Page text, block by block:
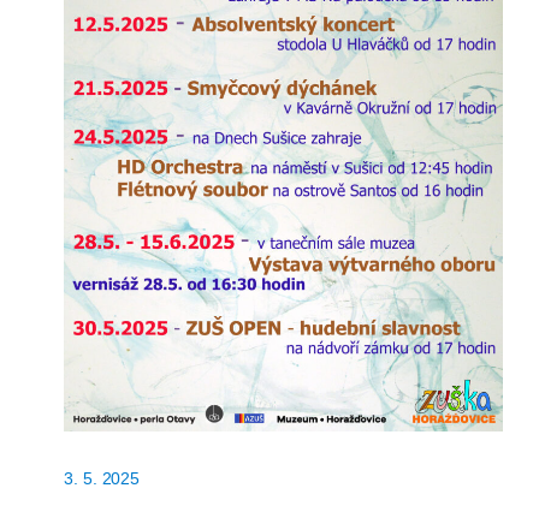
3. 5. 2025